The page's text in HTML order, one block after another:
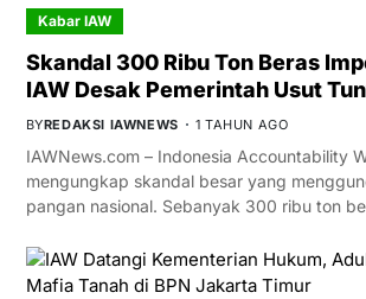
Kabar IAW
Skandal 300 Ribu Ton Beras
IAW Desak Pemerintah Usut
BYREDAKSI IAWNEWS 1 TAHUN AGO
IAWNews.com – Indonesia Accountability
mengungkap skandal besar yang
pangan nasional. Sebanyak 300 ribu ton